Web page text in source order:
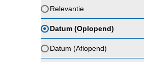
Relevantie
Datum (Oplopend)
Datum (Aflopend)